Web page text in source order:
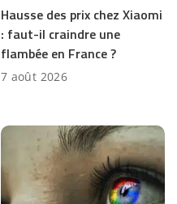
Hausse des prix chez Xiaomi
: faut-il craindre une
flambée en France ?
7 août 2026